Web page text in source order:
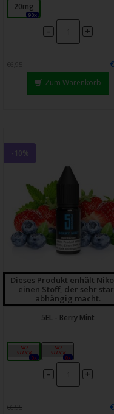
20mg
90x
- +
€6,95
Zum Warenkorb
-10%
Dieses Produkt enhält
einen Stoff, der sehr
abhängig macht.
5EL - Berry Mint
10mg
0x
20mg
0x
- +
€6,95